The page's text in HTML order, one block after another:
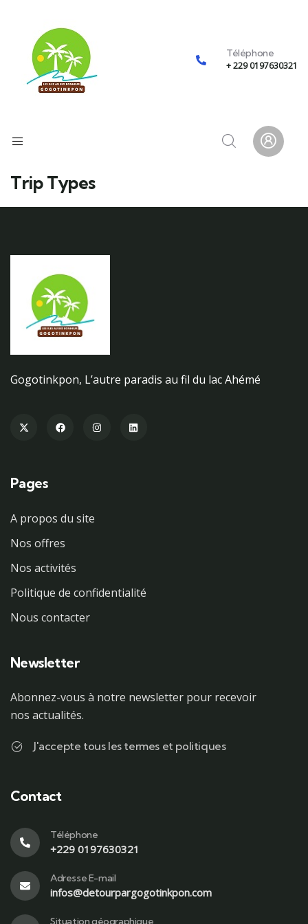
Téléphone
+ 229 0197630321
Trip Types
Gogotinkpon, L’autre paradis au fil du lac Ahémé
Pages
A propos du site
Nos offres
Nos activités
Politique de confidentialité
Nous contacter
Newsletter
Abonnez-vous à notre newsletter pour recevoir
nos actualités.
J'accepte tous les termes et politiques
Contact
Téléphone
+229 0197630321
Adresse E-mail
infos@detourpargogotinkpon.com
Situation géographique